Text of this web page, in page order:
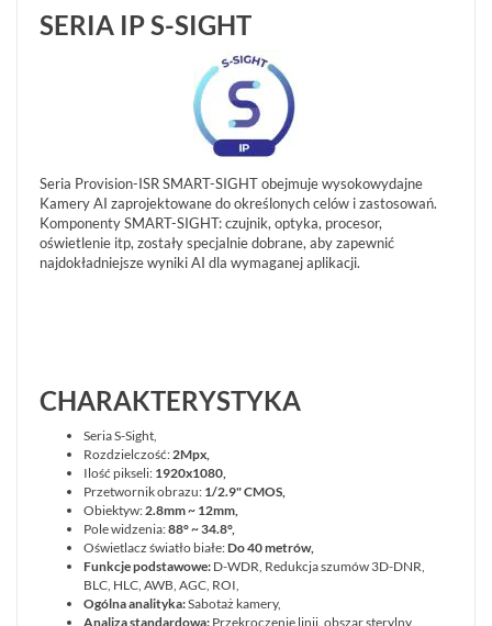
OPINIE
DOSTAWA
REGULAMIN
SERIA IP S-SIGHT
Seria Provision-ISR SMART-SIGHT obejmuje wysokowydajne
Kamery AI zaprojektowane do określonych celów i zastosowań.
Komponenty SMART-SIGHT: czujnik, optyka, procesor,
oświetlenie itp, zostały specjalnie dobrane, aby zapewnić
najdokładniejsze wyniki AI dla wymaganej aplikacji.
CHARAKTERYSTYKA
Seria S-Sight,
Rozdzielczość: 2Mpx,
Ilość pikseli: 1920x1080,
Przetwornik obrazu: 1/2.9" CMOS,
Obiektyw: 2.8mm ~ 12mm,
Pole widzenia:88° ~ 34.8°,
Oświetlacz światło białe:Do 40 metrów,
Funkcje podstawowe: D-WDR, Redukcja szumów 3D-DNR,
BLC, HLC, AWB, AGC, ROI,
Ogólna analityka:Sabotaż kamery,
Analiza standardowa: Przekroczenie linii, obszar sterylny,